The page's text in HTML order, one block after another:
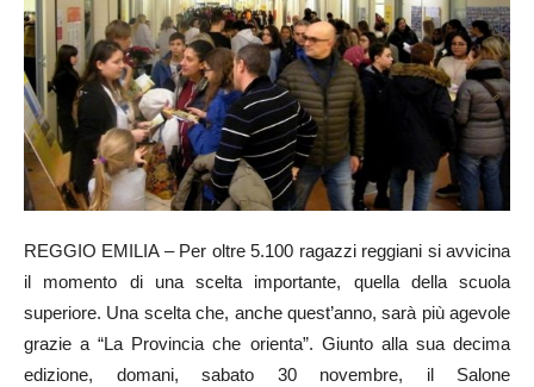
REGGIO EMILIA – Per oltre 5.100 ragazzi reggiani si avvicina
il momento di una scelta importante, quella della scuola
superiore. Una scelta che, anche quest’anno, sarà più agevole
grazie a “La Provincia che orienta”. Giunto alla sua decima
edizione, domani, sabato 30 novembre, il Salone